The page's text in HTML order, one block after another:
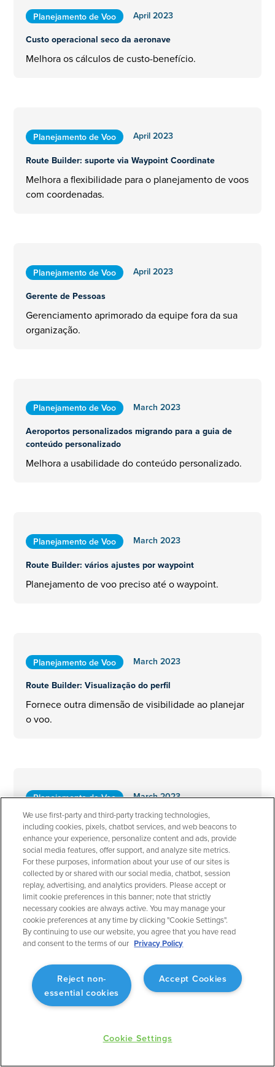
Planejamento de Voo
April 2023
Custo operacional seco da aeronave
Melhora os cálculos de custo-benefício.
Planejamento de Voo
April 2023
Route Builder: suporte via Waypoint Coordinate
Melhora a flexibilidade para o planejamento de voos
com coordenadas.
Planejamento de Voo
April 2023
Gerente de Pessoas
Gerenciamento aprimorado da equipe fora da sua
organização.
Planejamento de Voo
March 2023
Aeroportos personalizados migrando para a guia de
conteúdo personalizado
Melhora a usabilidade do conteúdo personalizado.
Planejamento de Voo
March 2023
Route Builder: vários ajustes por waypoint
Planejamento de voo preciso até o waypoint.
Planejamento de Voo
March 2023
Route Builder: Visualização do perfil
Fornece outra dimensão de visibilidade ao planejar
o voo.
Planejamento de Voo
March 2023
Filtros rápidos para mapas aeronáuticos
Personalize o mapa aeronáutico de acordo com o
que você deseja ver.
Planejamento de Voo
March 2023
Melhor alinhamento com sua ferramenta de
agendamento.
We use first-party and third-party tracking technologies,
including cookies, pixels, chatbot services, and web beacons to
enhance your experience, personalize content and ads, provide
social media features, offer support, and analyze site metrics.
For these purposes, information about your use of our sites is
collected by or shared with our social media, chatbot, session
replay, advertising, and analytics providers. Please accept or
limit cookie preferences in this banner; note that strictly
necessary cookies are always active. You may manage your
cookie preferences at any time by clicking "Cookie Settings".
By continuing to use our website, you agree that you have read
and consent to the terms of our Privacy Policy
Accept Cookies
Reject non-
essential cookies
Cookie Settings